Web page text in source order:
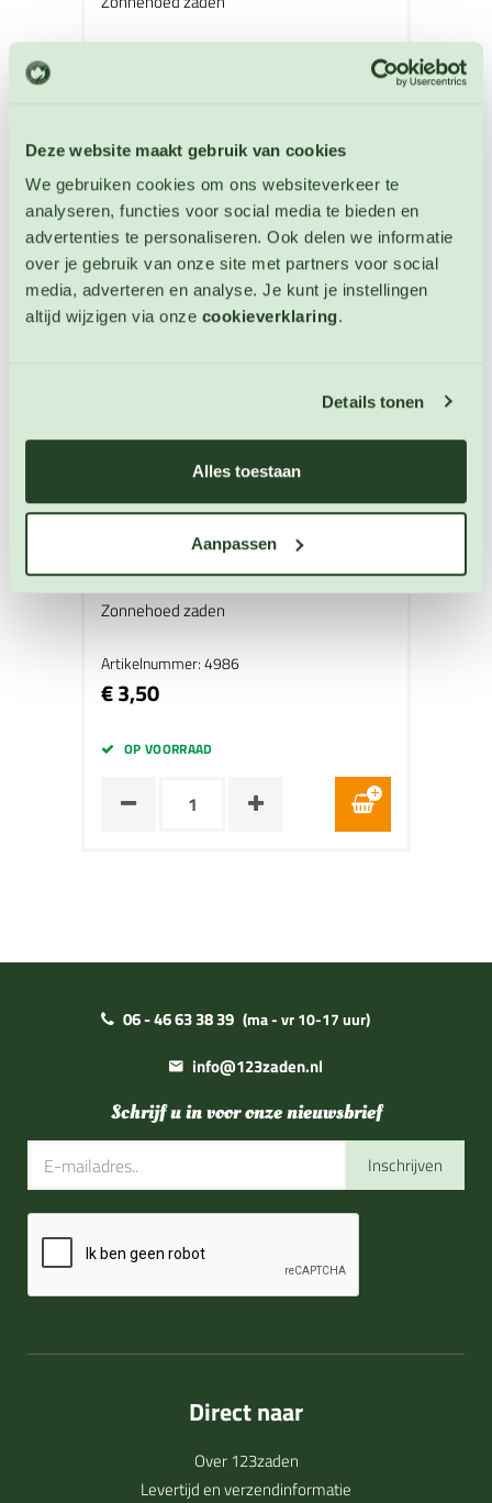
Deze website maakt gebruik van cookies
We gebruiken cookies om ons websiteverkeer te
analyseren, functies voor social media te bieden en
advertenties te personaliseren. Ook delen we informatie
over je gebruik van onze site met partners voor social
media, adverteren en analyse. Je kunt je instellingen
altijd wijzigen via onze cookieverklaring.
Details tonen
Alles toestaan
Aanpassen
OP VOORRAAD
Zonnehoed Herbstwald
Zonnehoed zaden
Artikelnummer: 4986
€ 3,50
OP VOORRAAD
06 - 46 63 38 39 (ma - vr 10-17 uur)
info@123zaden.nl
Schrijf u in voor onze nieuwsbrief
Inschrijven
Direct naar
Over 123zaden
Levertijd en verzendinformatie